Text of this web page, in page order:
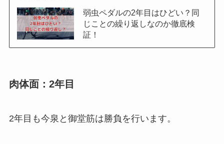
弱虫ペダルの2年目はひどい？同
じことの繰り返しなのか徹底検
証！
肉体面：2年目
2年目も今泉と御堂筋は勝負を行います。